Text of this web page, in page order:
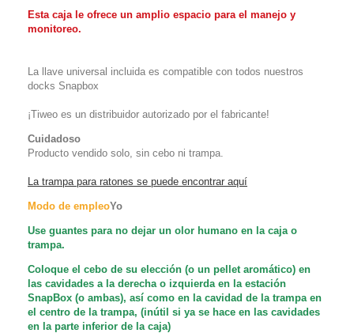
Esta caja le ofrece un amplio espacio para el manejo y
monitoreo.
La llave universal incluida es compatible con todos nuestros
docks Snapbox
¡Tiweo es un distribuidor autorizado por el fabricante!
Cuidadoso
Producto vendido solo, sin cebo ni trampa.
La trampa para ratones se puede encontrar aquí
Modo de empleoYo
Use guantes para no dejar un olor humano en la caja o
trampa.
Coloque el cebo de su elección (o un pellet aromático) en
las cavidades a la derecha o izquierda en la estación
SnapBox (o ambas), así como en la cavidad de la trampa en
el centro de la trampa, (inútil si ya se hace en las cavidades
en la parte inferior de la caja)